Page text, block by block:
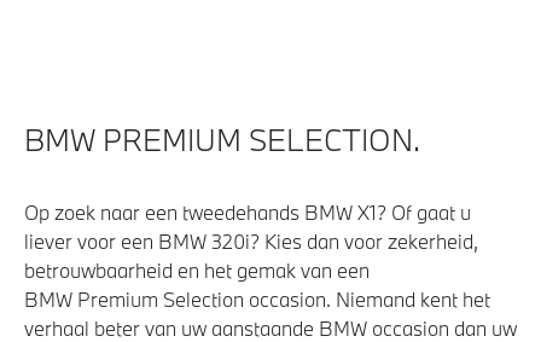
BMW PREMIUM SELECTION.
Op zoek naar een tweedehands BMW X1? Of gaat u
liever voor een BMW 320i? Kies dan voor zekerheid,
betrouwbaarheid en het gemak van een
BMW Premium Selection occasion. Niemand kent het
verhaal beter van uw aanstaande BMW occasion dan uw